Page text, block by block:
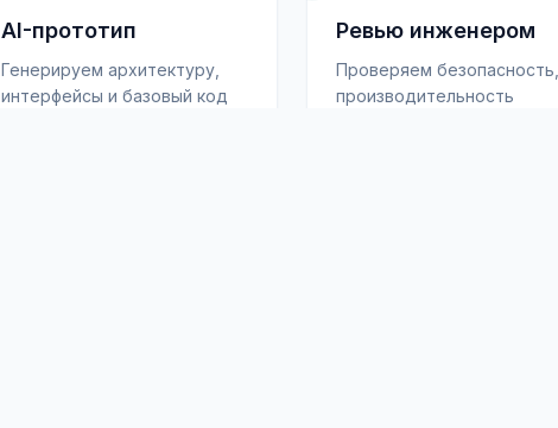
AI-прототип
Генерируем архитектуру,
интерфейсы и базовый код
Ревью инженером
Проверяем безопасность,
производительность